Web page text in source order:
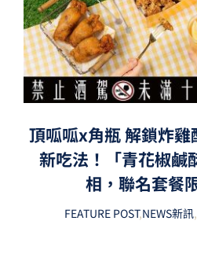
頂呱呱x角瓶 解鎖炸
新吃法！「青花椒鹹
相，聯名套餐
FEATURE POST,NEWS新訊,